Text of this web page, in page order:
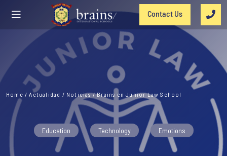
Contact Us
Home /Actualidad / Noticias/Brains en Junior Law School
Education Technology Emotions